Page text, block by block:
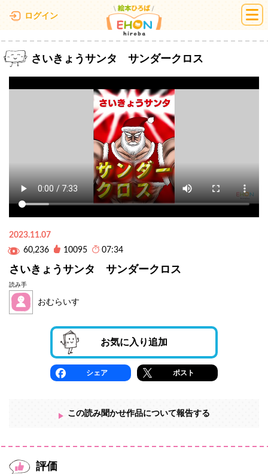
ログイン 絵本ひろば
さいきょうサンタ サンダークロス
2023.11.07
60,236
10095 07:34
さいきょうサンタ サンダークロス
読み手
おむらいす
お気に入り追加
シェア ポスト
この読み聞かせ作品について報告する
評価